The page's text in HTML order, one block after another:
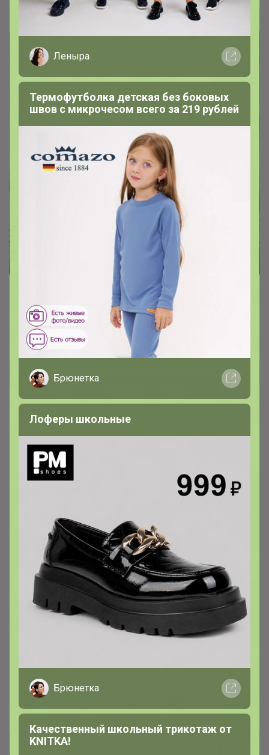
Угги Emu Australia — очень тёплая
обувь из шерсти овцы
Брюнетка
Премиальные паштеты и консервация
для вашего стола
Леныра
Леныра
Термофутболка детская без боковых
швов с микрочесом всего за 219 рублей
Брюнетка
Лоферы школьные
Брюнетка
Качественный школьный трикотаж от
KNITKA!